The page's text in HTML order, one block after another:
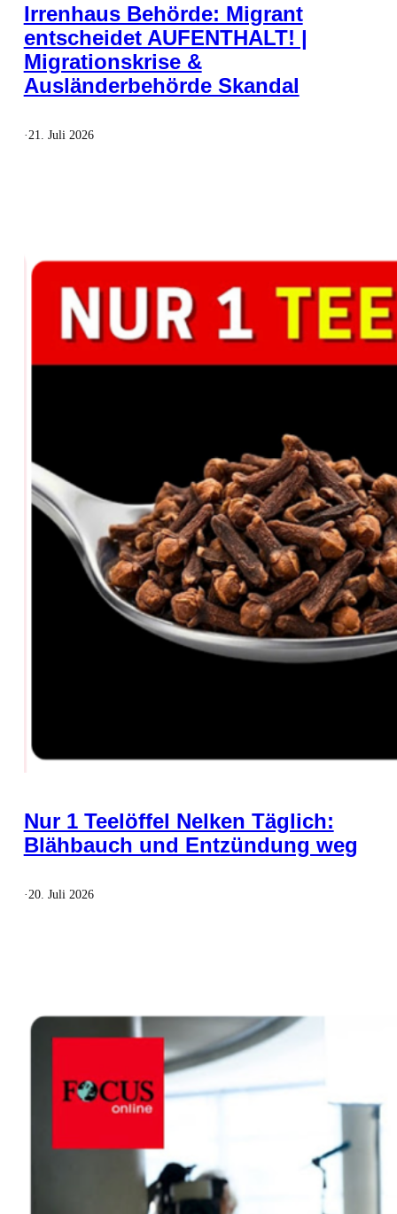
Irrenhaus Behörde: Migrant
entscheidet AUFENTHALT! |
Migrationskrise &
Ausländerbehörde Skandal
· 21. Juli 2026
Nur 1 Teelöffel Nelken Täglich:
Blähbauch und Entzündung weg
· 20. Juli 2026